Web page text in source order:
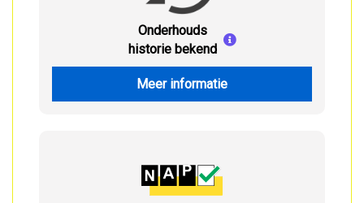
Onderhouds
historie bekend
Meer informatie